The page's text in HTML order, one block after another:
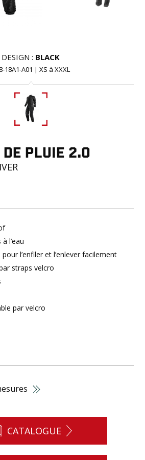
DESIGN : BLACK
18A1-A01 | XS à XXXL
pluie 2.0
l’eau
l’enfiler et l’enlever facilement
straps velcro
par velcro
CATALOGUE